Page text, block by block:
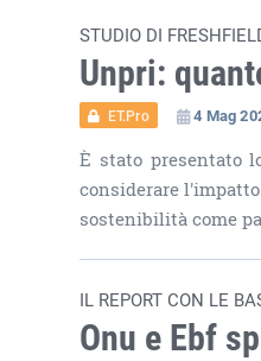
STUDIO DI
Unpri:
ET.Pro 4 Mag
È stato presentato
considerare
sostenibilità come
IL REPORT CON LE
Onu e Ebf